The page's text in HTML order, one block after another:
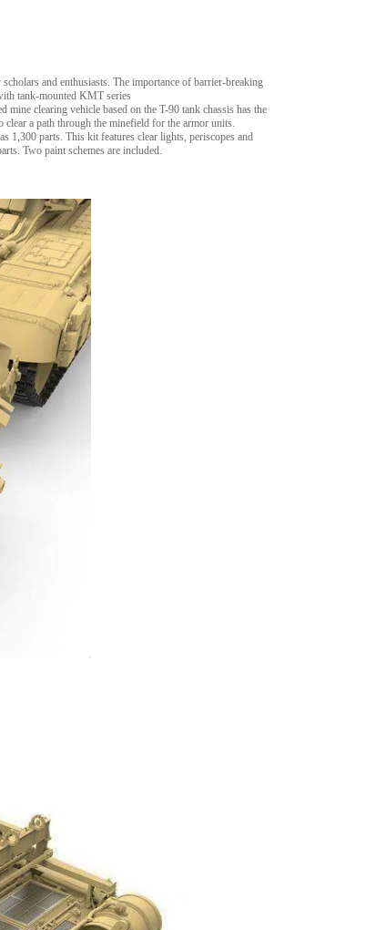
and enthusiasts. The importance of barrier-breaking
tank-mounted KMT series
clearing vehicle based on the T-90 tank chassis has the
a path through the minefield for the armor units.
parts. This kit features clear lights, periscopes and
Two paint schemes are included.